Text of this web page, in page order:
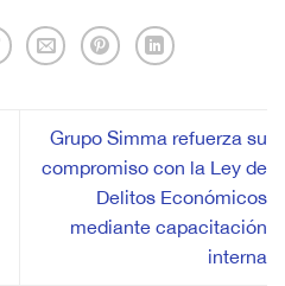
más confiables equipos de
izaje montados sobre
mundo, asegurando agilidad
y continuidad operacional
en cada ciclo de trabajo.
Grupo Simma refuerza su
compromiso con la Ley de
Delitos Económicos
mediante capacitación
interna